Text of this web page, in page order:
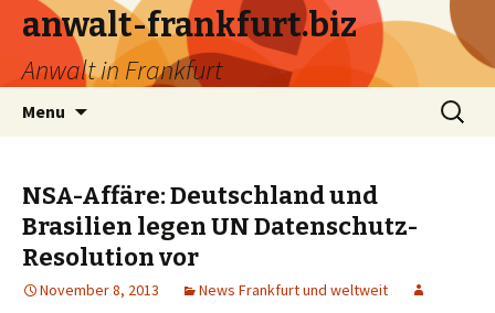
anwalt-frankfurt.biz
Anwalt in Frankfurt
Menu
Search
for:
NSA-Affäre: Deutschland und
Brasilien legen UN Datenschutz-
Resolution vor
November 8, 2013 News Frankfurt und weltweit